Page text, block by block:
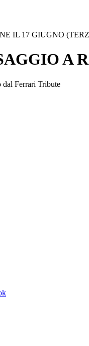
IL 17 GIUGNO
A
dal Ferrari Tribute